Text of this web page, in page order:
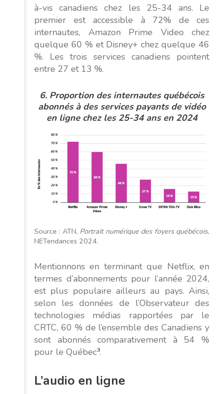
à-vis canadiens chez les 25-34 ans. Le
premier est accessible à 72% de ces
internautes, Amazon Prime Video chez
quelque 60 % et Disney+ chez quelque 46
%. Les trois services canadiens pointent
entre 27 et 13 %.
6. Proportion des internautes québécois
abonnés à des services payants de vidéo
en lignechez les 25-34 ans en 2024
Source : ATN, Portrait numérique des foyers québécois,
NETendances 2024.
Mentionnons en terminant que Netflix, en
termes d’abonnements pour l’année 2024,
est plus populaire ailleurs au pays. Ainsi,
selon les données de l’Observateur des
technologies médias rapportées par le
CRTC, 60 % de l’ensemble des Canadiens y
sont abonnés comparativement à 54 %
pour le Québec3.
L’audio en ligne